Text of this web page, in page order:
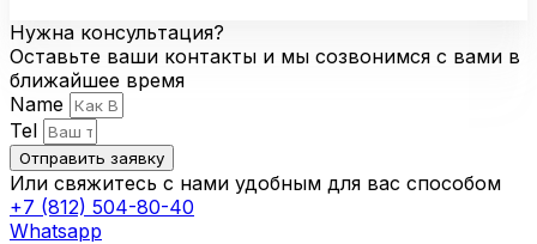
Нужна консультация?
Оставьте ваши контакты и мы созвонимся с вами в
ближайшее время
Name
Tel
Отправить заявку
Или свяжитесь с нами удобным для вас способом
+7 (812) 504-80-40
Whatsapp